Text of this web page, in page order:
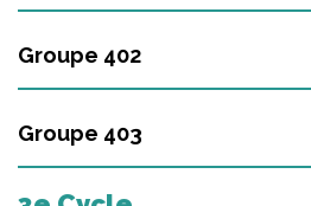
Groupe 402
Groupe 403